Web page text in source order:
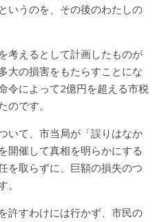
いうのを、その後のわたしの
考えるとして計画したものが
大の損害をもたらすことにな
令によって2億円を超える市税
のです。
いて、市当局が「誤りはなか
開催して真相を明らかにする
を取らずに、巨額の損失のつ
許すわけには行かず、市民の